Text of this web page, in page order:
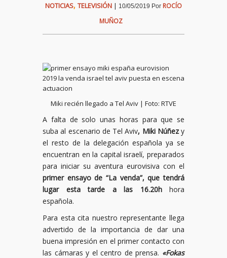
NOTICIAS, TELEVISIÓN | 10/05/2019 Por ROCÍO
MUÑOZ
Miki recién llegado a Tel Aviv | Foto: RTVE
A falta de solo unas horas para que se
suba al escenario de Tel Aviv, Miki Núñezy
el resto de la delegación española ya se
encuentran en la capital israelí, preparados
para iniciar su aventura eurovisiva con el
primer ensayo de “La venda”, que tendrá
lugar esta tarde a las 16.20h hora
española.
Para esta cita nuestro representante llega
advertido de la importancia de dar una
buena impresión en el primer contacto con
las cámaras y el centro de prensa. «Fokas